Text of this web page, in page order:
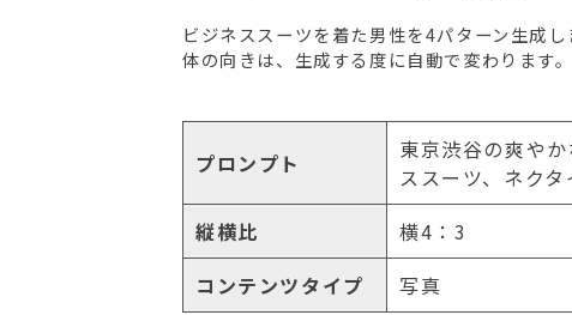
ビジネススーツを着た男性を4パターン生成
体の向きは、生成する度に自動で変わります。
プロンプト
東京渋谷の爽や
ススーツ、ネク
縦横比
横4：3
コンテンツタイプ
写真